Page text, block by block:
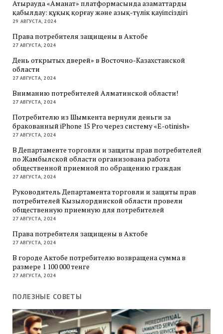
Атырауда «Аманат» платформасында азаматтарды
қабылдау: құқық қорғау және азық-түлік қауіпсіздігі
29 АВГУСТА, 2024
Права потребителя защищены в Актобе
27 АВГУСТА, 2024
День открытых дверей» в Восточно-Казахстанской
области
27 АВГУСТА, 2024
Вниманию потребителей Алматинской области!
27 АВГУСТА, 2024
Потребителю из Шымкента вернули деньги за
бракованный iPhone 15 Pro через систему «E-otinish»
27 АВГУСТА, 2024
В Департаменте торговли и защиты прав потребителей
по Жамбылской области организована работа
общественной приемной по обращению граждан
27 АВГУСТА, 2024
Руководитель Департамента торговли и защиты прав
потребителей Кызылординской области провели
общественную приемную для потребителей
27 АВГУСТА, 2024
Права потребителя защищены в Актобе
27 АВГУСТА, 2024
В городе Актобе потребителю возвращена сумма в
размере 1 100 000 тенге
27 АВГУСТА, 2024
ПОЛЕЗНЫЕ СОВЕТЫ